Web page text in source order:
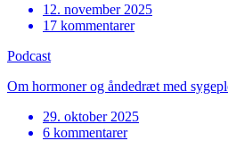
12. november 2025
17 kommentarer
Podcast
Om hormoner og åndedræt med
29. oktober 2025
6 kommentarer